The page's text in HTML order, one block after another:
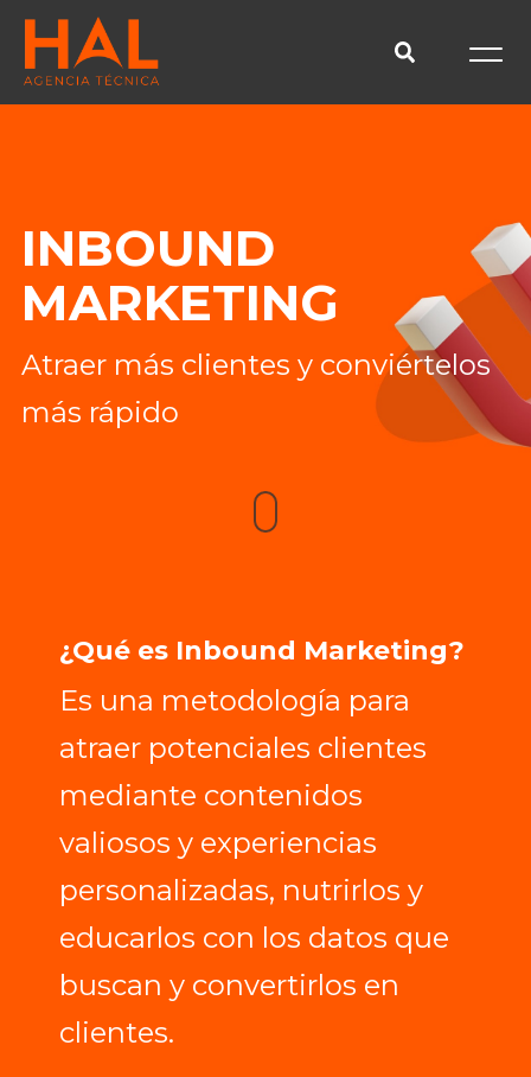
INBOUND
MARKETING
Atraer más clientes y conviértelos
más rápido
¿Qué es Inbound Marketing?
Es una metodología para
atraer potenciales clientes
mediante contenidos
valiosos y experiencias
personalizadas, nutrirlos y
educarlos con los datos que
buscan y convertirlos en
clientes.